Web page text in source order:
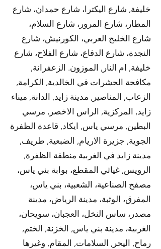
خليفة, شارع اليكترا، شارع حمدان، شارع
المطار، شارع المرور، شارع السلام،
شارع الخليج العربي، الكورنيش، شارع
النجدة، شارع الدفاع، شارع الفلاح، شارع
خليفة, ام النار, الموزون. الزعفرانة,
مكافحة الحشرات في الخالدية, الكرامة,
الزعاب, المناصير, مدينة زايد, الدانة, ميناء
زايد, المركزية, الراس الاخصر, مرسي
البطين, مرسي ياس, ايكاد, قاعدة الظفرة
الجوية, جزيرة الاريام, الضبعية, طريف,
مدينة زايد في الغربية منطقة الظفرة,
الرويس, غياثي المقطع، بوابة بني ياس،
مصفح الصناعية، الشعبية، بني ياس،
المفرق، الوثبة، مدينة الرياض، مدينة
مصدر، ساس النخل، العجبان، سويحان،
الغربية، مدينة بني ياس, الخزنة, الختم,
رماح, اليحر, السلامات, المقام, وغيرها